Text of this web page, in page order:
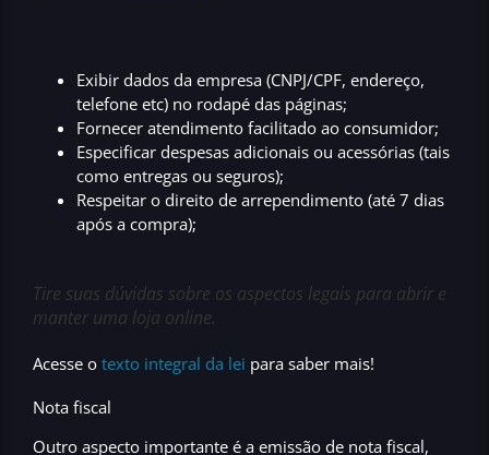
Exibir dados da empresa (CNPJ/CPF, endereço,
telefone etc) no rodapé das páginas;
Fornecer atendimento facilitado ao consumidor;
Especificar despesas adicionais ou acessórias (tais
como entregas ou seguros);
Respeitar o direito de arrependimento (até 7 dias
após a compra);
Tire suas dúvidas sobre os aspectos legais para abrir e
manter uma loja online.
Acesse o texto integral da lei para saber mais!
Nota fiscal
Outro aspecto importante é a emissão de nota fiscal,